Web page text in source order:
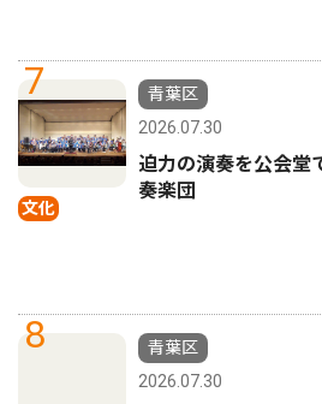
7
文化
青葉区
2026.07.30
迫力の演奏を公会
奏楽団
8
青葉区
2026.07.30